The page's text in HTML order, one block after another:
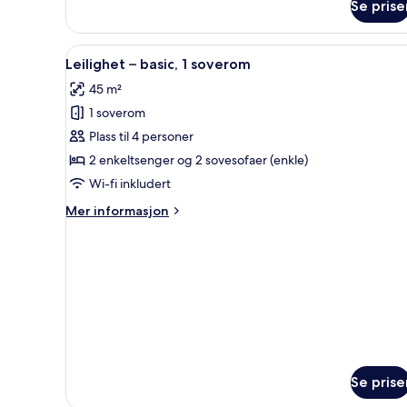
deluxe,
soverom
Se
Åpne
alle
bildene
av
Leilighet
–
basic,
soverom
Leilighet – basic, 1 soverom |
4
Leilighet – basic, 1 soverom
45 m²
1 soverom
Plass til 4 personer
2 enkeltsenger og 2 sovesofaer (enkle)
Wi-fi inkludert
Mer informasjon
Mer
Se